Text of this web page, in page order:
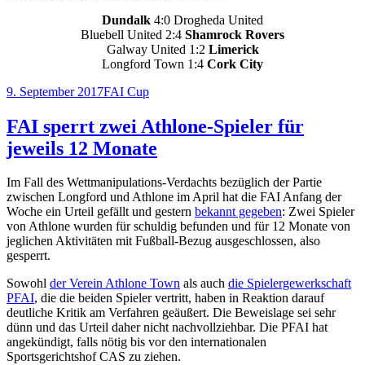
Dundalk 4:0 Drogheda United
Bluebell United 2:4 Shamrock Rovers
Galway United 1:2 Limerick
Longford Town 1:4 Cork City
Veröffentlicht
9. September 2017Kategorien
FAI Cup
FAI sperrt zwei Athlone-Spieler für
jeweils 12 Monate
Im Fall des Wettmanipulations-Verdachts bezüglich der Partie
zwischen Longford und Athlone im April hat die FAI Anfang der
Woche ein Urteil gefällt und gestern bekannt gegeben: Zwei Spieler
von Athlone wurden für schuldig befunden und für 12 Monate von
jeglichen Aktivitäten mit Fußball-Bezug ausgeschlossen, also
gesperrt.
Sowohl der Verein Athlone Town als auch die Spielergewerkschaft
PFAI, die die beiden Spieler vertritt, haben in Reaktion darauf
deutliche Kritik am Verfahren geäußert. Die Beweislage sei sehr
dünn und das Urteil daher nicht nachvollziehbar. Die PFAI hat
angekündigt, falls nötig bis vor den internationalen
Sportsgerichtshof CAS zu ziehen.